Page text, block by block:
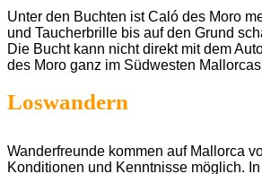
Unter den Buchten ist Caló des Moro
und Taucherbrille bis auf den Grund
Die Bucht kann nicht direkt mit dem
des Moro ganz im Südwesten
Loswandern
Wanderfreunde kommen auf Mallorca
Konditionen und Kenntnisse möglich.